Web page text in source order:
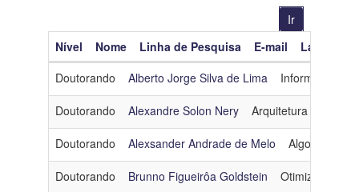
Nível Nome Linha de Pesquisa E-mail Lattes
Doutorando
Alberto Jorge Silva de Lima Informática e
Doutorando Alexandre Solon Nery Arquitetura e
Doutorando Alexsander Andrade de Melo Algoritmos e
Doutorando Brunno Figueirôa Goldstein Otimização